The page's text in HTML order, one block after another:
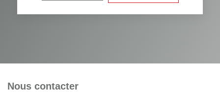
Nous contacter